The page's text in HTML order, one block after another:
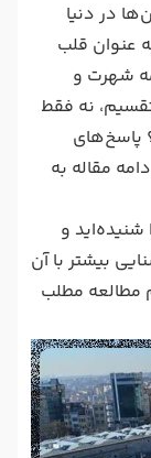
در دنیا
عنوان قلب
شهرت و
نه فقط
پاسخ‌های
مقاله به
شنیده‌اید و
بیشتر با آن
مطالعه مطلب